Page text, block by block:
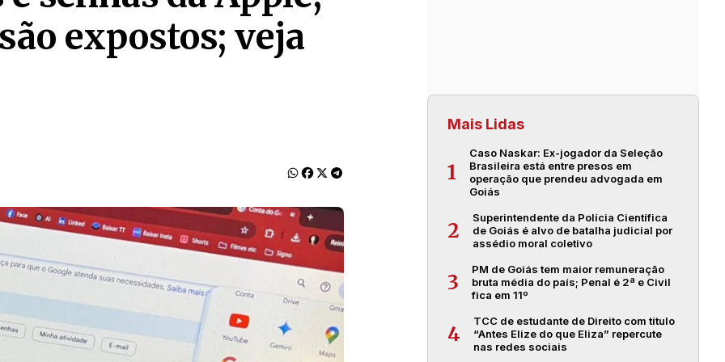
expostos; veja
Mais Lidas
1
Caso Naskar: Ex-jogador da Seleção
Brasileira está entre presos em
operação que prendeu advogada em
Goiás
2
Superintendente da Polícia Científica
de Goiás é alvo de batalha judicial por
assédio moral coletivo
3
PM de Goiás tem maior remuneração
bruta média do país; Penal é 2ª e Civil
fica em 11º
4
TCC de estudante de Direito com título
“Antes Elize do que Eliza” repercute
nas redes sociais